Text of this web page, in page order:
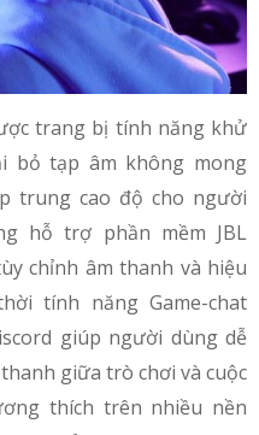
trang bị tính năng khử
bỏ tạp âm không mong
trung cao độ cho người
hỗ trợ phần mềm JBL
chỉnh âm thanh và hiệu
tính năng Game-chat
giúp người dùng dễ
giữa trò chơi và cuộc
thích trên nhiều nền